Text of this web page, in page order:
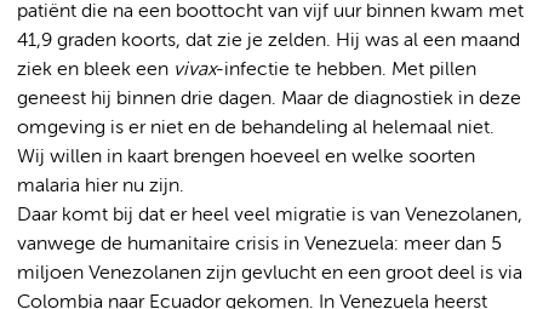
patiënt die na een boottocht van vijf uur binnen kwam met
41,9 graden koorts, dat zie je zelden. Hij was al een maand
ziek en bleek een vivax-infectie te hebben. Met pillen
geneest hij binnen drie dagen. Maar de diagnostiek in deze
omgeving is er niet en de behandeling al helemaal niet.
Wij willen in kaart brengen hoeveel en welke soorten
malaria hier nu zijn.
Daar komt bij dat er heel veel migratie is van Venezolanen,
vanwege de humanitaire crisis in Venezuela: meer dan 5
miljoen Venezolanen zijn gevlucht en een groot deel is via
Colombia naar Ecuador gekomen. In Venezuela heerst